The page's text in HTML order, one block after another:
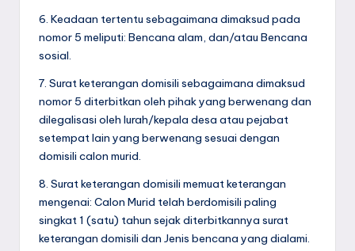
6. Keadaan tertentu sebagaimana dimaksud pada
nomor 5 meliputi: Bencana alam, dan/atau Bencana
sosial.
7. Surat keterangan domisili sebagaimana dimaksud
nomor 5 diterbitkan oleh pihak yang berwenang dan
dilegalisasi oleh lurah/kepala desa atau pejabat
setempat lain yang berwenang sesuai dengan
domisili calon murid.
8. Surat keterangan domisili memuat keterangan
mengenai: Calon Murid telah berdomisili paling
singkat 1 (satu) tahun sejak diterbitkannya surat
keterangan domisili dan Jenis bencana yang dialami.